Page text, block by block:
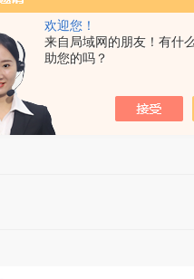
欢迎您！
来自局域网的朋友！有什
助您的吗？